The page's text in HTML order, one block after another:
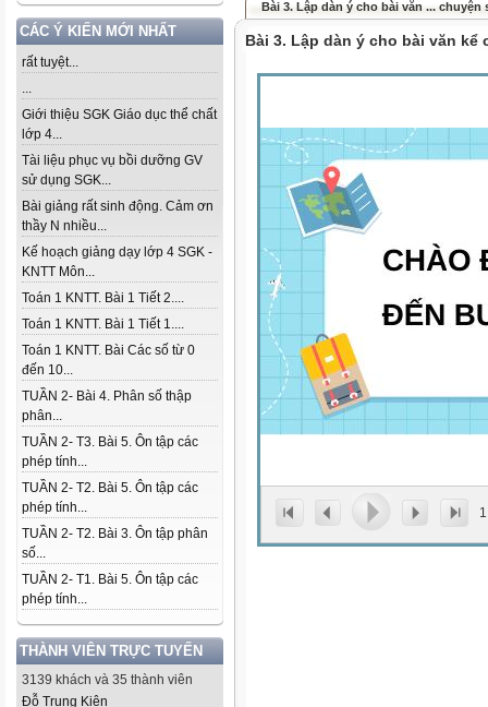
CÁC Ý KIẾN MỚI NHẤT
rất tuyệt...
...
Giới thiệu SGK Giáo dục thể chất
lớp 4...
Tài liệu phục vụ bồi dưỡng GV
sử dụng SGK...
Bài giảng rất sinh động. Cảm ơn
thầy N nhiều...
Kế hoạch giảng dạy lớp 4 SGK -
KNTT Môn...
Toán 1 KNTT. Bài 1 Tiết 2....
Toán 1 KNTT. Bài 1 Tiết 1....
Toán 1 KNTT. Bài Các số từ 0
đến 10...
TUẦN 2- Bài 4. Phân số thập
phân...
TUẦN 2- T3. Bài 5. Ôn tập các
phép tính...
TUẦN 2- T2. Bài 5. Ôn tập các
phép tính...
TUẦN 2- T2. Bài 3. Ôn tập phân
số...
TUẦN 2- T1. Bài 5. Ôn tập các
phép tính...
THÀNH VIÊN TRỰC TUYẾN
3139 khách và 35 thành viên
Đỗ Trung Kiên
Bài 3. Lập dàn ý cho bài văn ... chuyện
Bài 3. Lập dàn ý cho bài văn kể
1